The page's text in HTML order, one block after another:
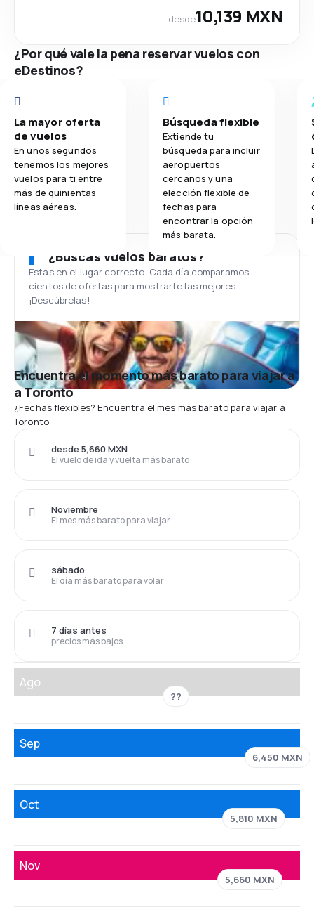
desde10,139 MXN
¿Por qué vale la pena reservar vuelos con
eDestinos?
La mayor oferta
de vuelos
En unos segundos
tenemos los mejores
vuelos para ti entre
más de quinientas
líneas aéreas.
Búsqueda flexible
Extiende tu
búsqueda para incluir
aeropuertos
cercanos y una
elección flexible de
fechas para
encontrar la opción
más barata.
¿Buscas vuelos baratos?
Estás en el lugar correcto. Cada día comparamos
cientos de ofertas para mostrarte las mejores.
¡Descúbrelas!
Encuentra el momento más barato para viajar a
a Toronto
¿Fechas flexibles? Encuentra el mes más barato para viajar a
Toronto
El vuelo de ida y vuelta más barato
desde 5,660 MXN
El mes más barato para viajar
Noviembre
El día más barato para volar
sábado
precios más bajos
7 días antes
Ago
??
Sep
6,450 MXN
Oct
5,810 MXN
Nov
5,660 MXN